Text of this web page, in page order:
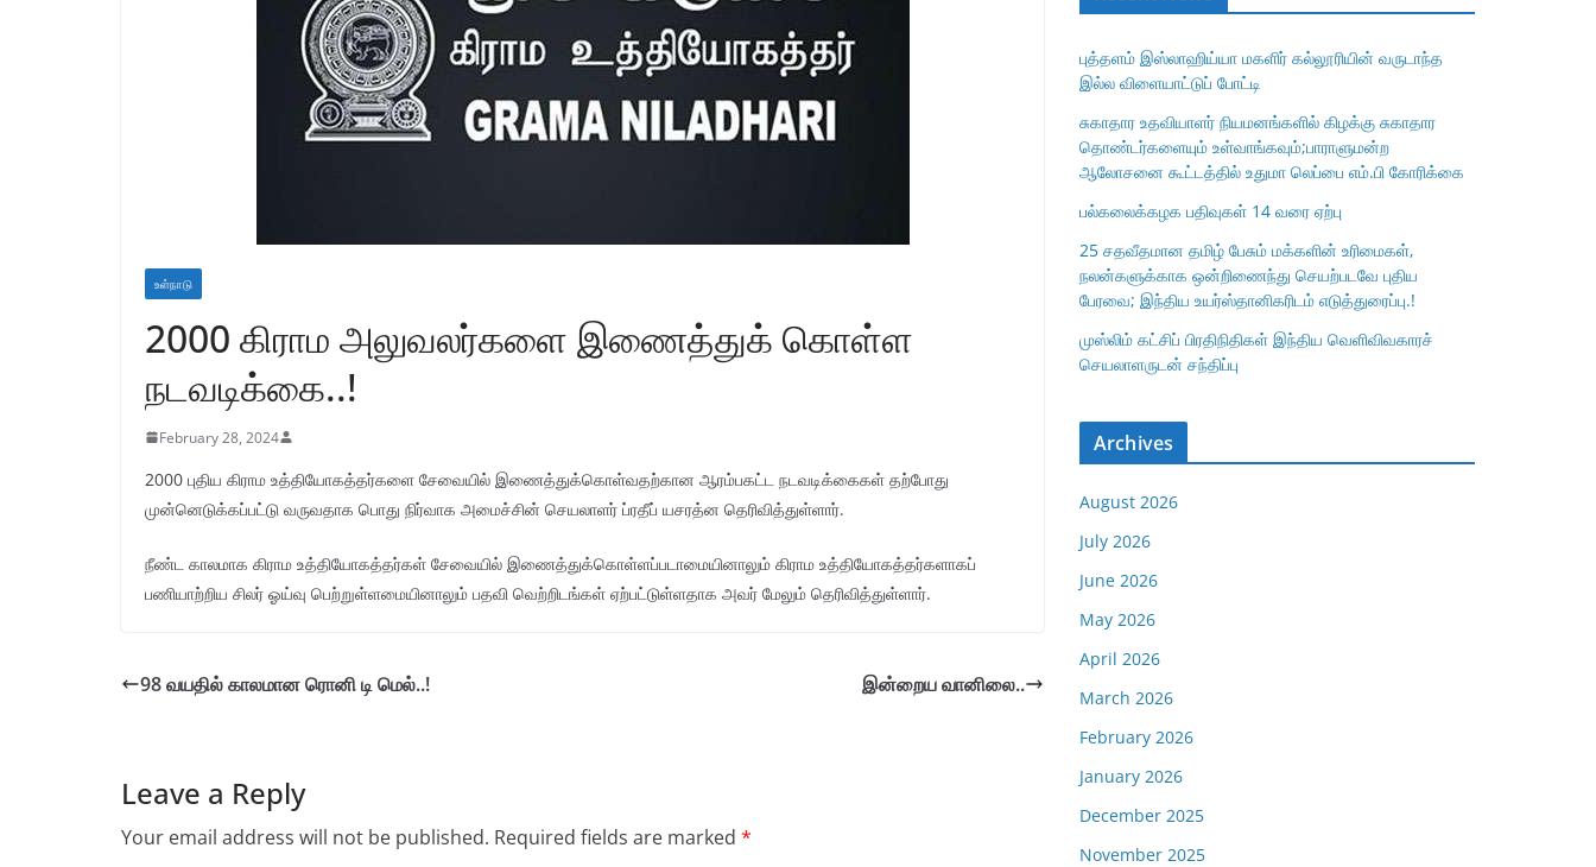
உள்நாடு
2000 கிராம அலுவலர்களை இணைத்துக் கொள்ள
நடவடிக்கை..!
February 28, 2024
2000 புதிய கிராம உத்தியோகத்தர்களை சேவையில் இணைத்துக்கொள்வதற்கான ஆரம்பகட்ட நடவடிக்கைகள் தற்போது
முன்னெடுக்கப்பட்டு வருவதாக பொது நிர்வாக அமைச்சின் செயலாளர் ப்ரதீப் யசரத்ன தெரிவித்துள்ளார்.
நீண்ட காலமாக கிராம உத்தியோகத்தர்கள் சேவையில் இணைத்துக்கொள்ளப்படாமையினாலும் கிராம உத்தியோகத்தர்களாகப்
பணியாற்றிய சிலர் ஓய்வு பெற்றுள்ளமையினாலும் பதவி வெற்றிடங்கள் ஏற்பட்டுள்ளதாக அவர் மேலும் தெரிவித்துள்ளார்.
98 வயதில் காலமான ரொனி டி மெல்..! இன்றைய வானிலை..
Leave a Reply
Your email address will not be published. Required fields are marked *
புத்தளம் இஸ்லாஹிய்யா மகளிர் கல்லூரியின் வருடாந்த
இல்ல விளையாட்டுப் போட்டி
சுகாதார உதவியாளர் நியமனங்களில் கிழக்கு சுகாதார
தொண்டர்களையும் உள்வாங்கவும்;பாராளுமன்ற
ஆலோசனை கூட்டத்தில் உதுமா லெப்பை எம்.பி கோரிக்கை
பல்கலைக்கழக பதிவுகள் 14 வரை ஏற்பு
25 சதவீதமான தமிழ் பேசும் மக்களின் உரிமைகள்,
நலன்களுக்காக ஒன்றிணைந்து செயற்படவே புதிய
பேரவை; இந்திய உயர்ஸ்தானிகரிடம் எடுத்துரைப்பு.!
முஸ்லிம் கட்சிப் பிரதிநிதிகள் இந்திய வெளிவிவகாரச்
செயலாளருடன் சந்திப்பு
Archives
August 2026
July 2026
June 2026
May 2026
April 2026
March 2026
February 2026
January 2026
December 2025
November 2025